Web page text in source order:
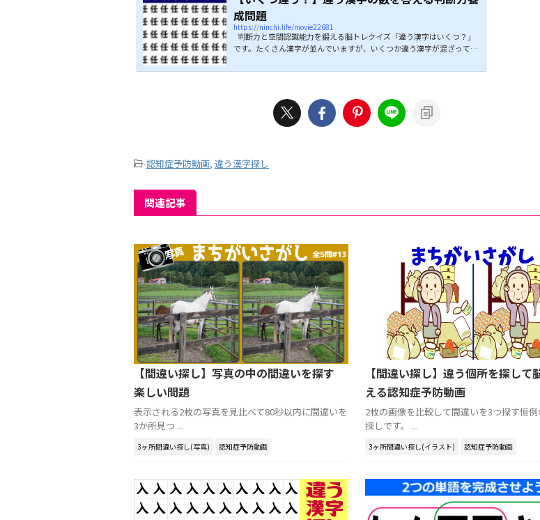
成問題
https://ninchi.life/movie22681
判断力と空間認識能力を鍛える脳トレクイズ「違う漢字はいくつ？」
です。たくさん漢字が並んでいますが、いくつか違う漢字が混ざってい
さい。 ぜひ挑戦してみてください。 ↓↓続きは動画でどうぞ↓↓ こち
-認知症予防動画, 違う漢字探し
関連記事
【間違い探し】写真の中の間違いを探す
楽しい問題
表示される2枚の写真を見比べて80秒以内に間違いを
3か所見つ ...
3ヶ所間違い探し(写真) 認知症予防動画
【間違い探し】違う個所を探して
える認知症予防動画
2枚の画像を比較して間違いを3つ探す恒
探しです。 ...
3ヶ所間違い探し(イラスト) 認知症予防動画